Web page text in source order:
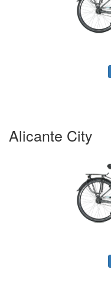
Alicante City